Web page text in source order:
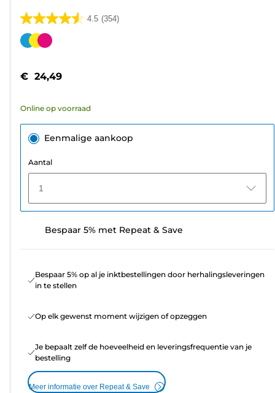
4.5 (354)
4.5
van
sterren.
beoordelingen
Kleurencartridge
€ 24,49
Online op voorraad
Eenmalige aankoop
Aantal
1
Bespaar 5% met Repeat & Save
Bespaar 5% op al je inktbestellingen door herhalingsleveringen
in te stellen
Op elk gewenst moment wijzigen of opzeggen
Je bepaalt zelf de hoeveelheid en leveringsfrequentie van je
bestelling
Meer informatie over Repeat & Save